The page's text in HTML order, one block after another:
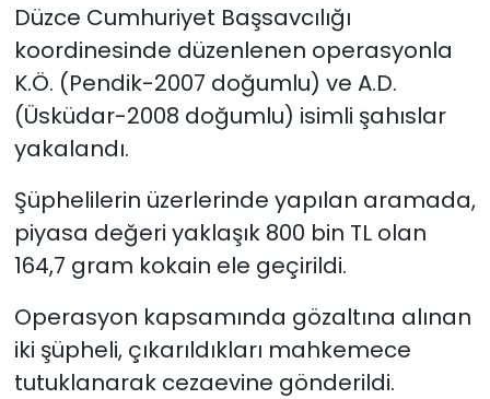
Düzce Cumhuriyet Başsavcılığı
koordinesinde düzenlenen operasyonla
K.Ö. (Pendik-2007 doğumlu) ve A.D.
(Üsküdar-2008 doğumlu) isimli şahıslar
yakalandı.
Şüphelilerin üzerlerinde yapılan aramada,
piyasa değeri yaklaşık 800 bin TL olan
164,7 gram kokain ele geçirildi.
Operasyon kapsamında gözaltına alınan
iki şüpheli, çıkarıldıkları mahkemece
tutuklanarak cezaevine gönderildi.